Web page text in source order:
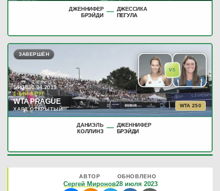
ДЖЕННИФЕР
БРЭЙДИ — ДЖЕССИКА
ПЕГУЛА
VS
ЗАВЕРШЁН
14:3030.04.2019
1-ЫЙ КРУГ
WTA PRAGUE
ХАРД ОТКРЫТЫЙ
WTA 250
ДАНИЭЛЬ
КОЛЛИНЗ — ДЖЕННИФЕР
БРЭЙДИ
АВТОР
Сергей Миронов
ОБНОВЛЕНО
28 июля 2023